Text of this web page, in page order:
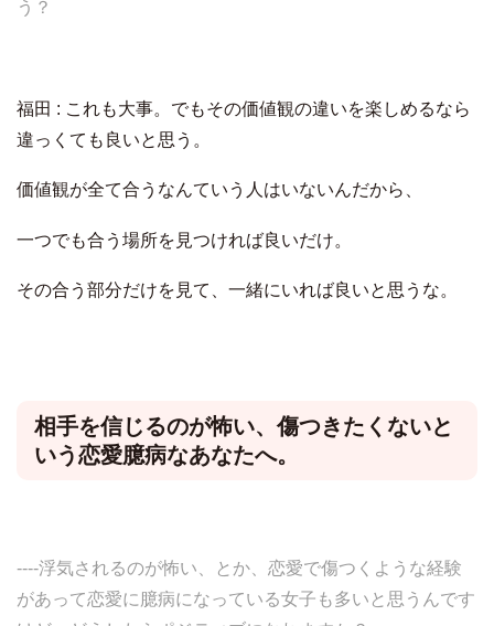
う？
福田 : これも大事。でもその価値観の違いを楽しめるなら
違っくても良いと思う。
価値観が全て合うなんていう人はいないんだから、
一つでも合う場所を見つければ良いだけ。
その合う部分だけを見て、一緒にいれば良いと思うな。
相手を信じるのが怖い、傷つきたくないと
いう恋愛臆病なあなたへ。
----浮気されるのが怖い、とか、恋愛で傷つくような経験
があって恋愛に臆病になっている女子も多いと思うんです